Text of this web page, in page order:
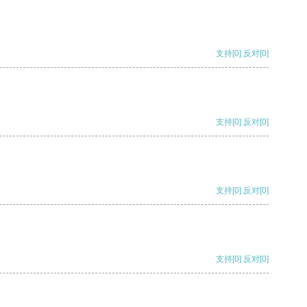
支持[0] 反对[0]
支持[0] 反对[0]
支持[0] 反对[0]
支持[0] 反对[0]